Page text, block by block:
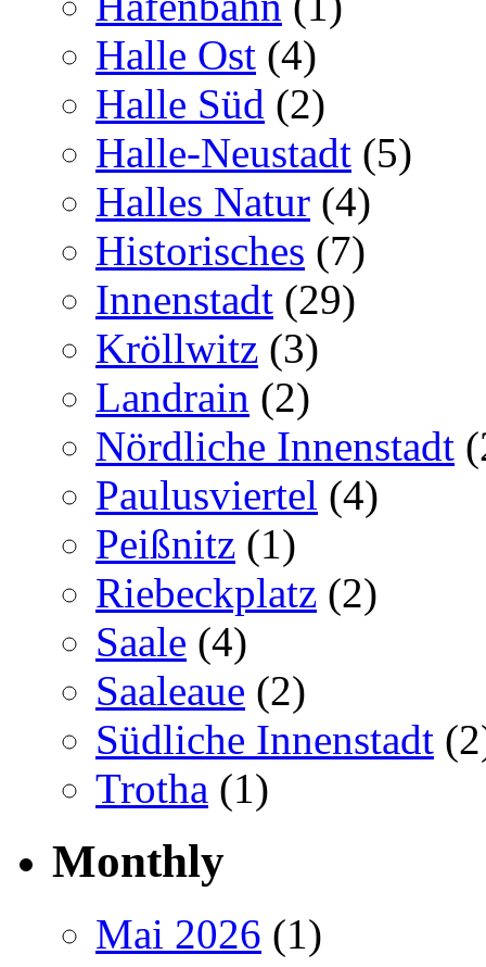
Halle Ost (4)
Halle Süd (2)
Halle-Neustadt (5)
Halles Natur (4)
Historisches (7)
Innenstadt (29)
Kröllwitz (3)
Landrain (2)
Nördliche Innenstadt
Paulusviertel (4)
Peißnitz (1)
Riebeckplatz (2)
Saale (4)
Saaleaue (2)
Südliche Innenstadt
Trotha (1)
Monthly
Mai 2026 (1)